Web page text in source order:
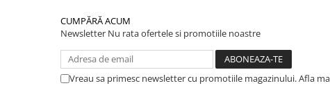
CUMPĂRĂ ACUM
Newsletter Nu rata ofertele si promotiile noastre
Vreau sa primesc newsletter cu promotiile magazinului. Afla